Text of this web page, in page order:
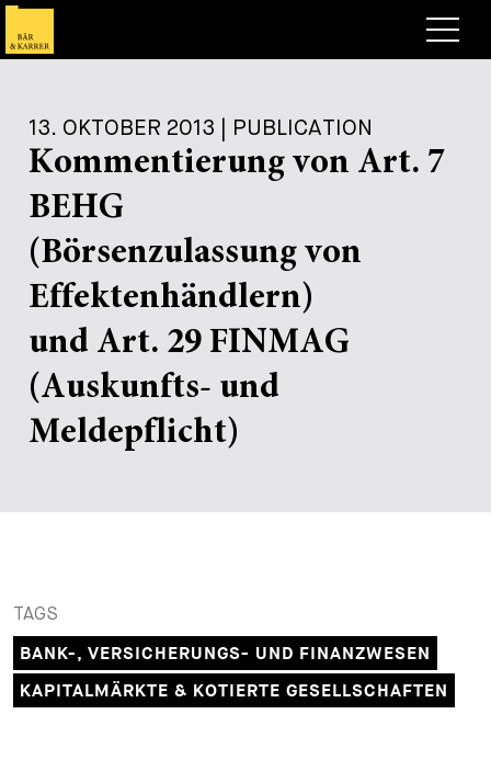
Expertise
Deals & Cases
Corporate News
Publikationen
Briefing
Publikation
Vortrag
Guide
Über Bär & Karrer
Karriere
Arbeiten bei uns
Übersicht
Administration
Assistenzen
Stellen
Spontanbewerbung
Kontakt
Suche
13. OKTOBER 2013 | PUBLICATION
Kommentierung von Art. 7
BEHG
(Börsenzulassung von
Effektenhändlern)
und Art. 29 FINMAG
(Auskunfts- und
Meldepflicht)
TAGS
BANK-, VERSICHERUNGS- UND FINANZWESEN
KAPITALMÄRKTE & KOTIERTE GESELLSCHAFTEN